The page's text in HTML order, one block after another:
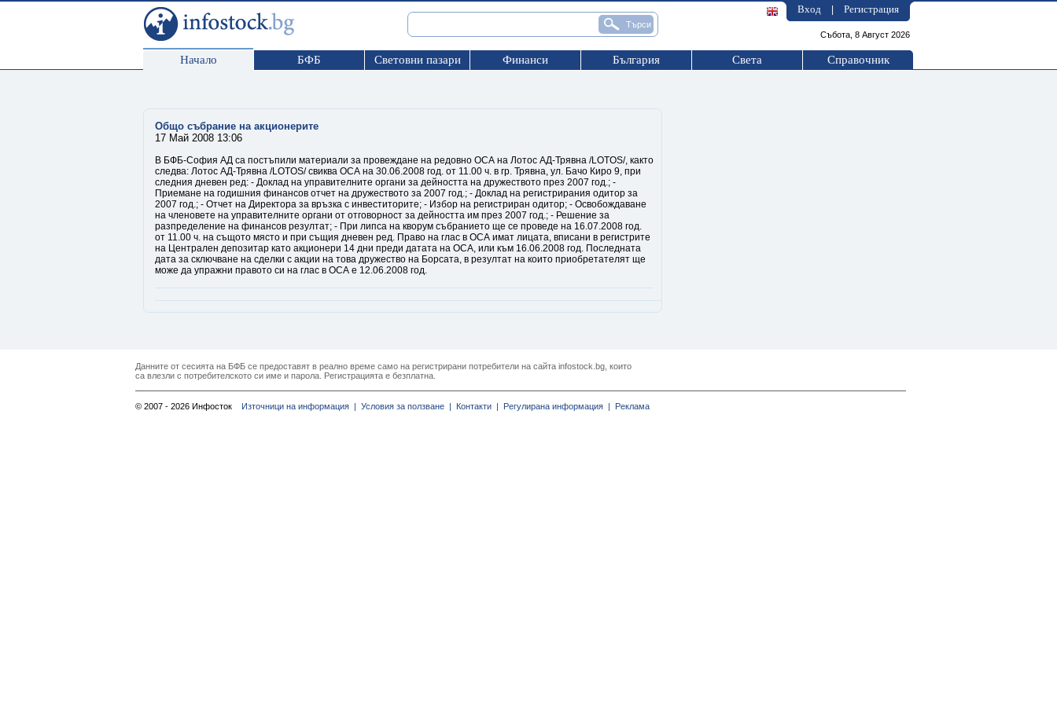
Вход Регистрация
Събота, 8 Август 2026
Начало БФБ Световни пазари Финанси България Света Справочник
Общо събрание на акционерите
17 Май 2008 13:06
В БФБ-София АД са постъпили материали за провеждане на редовно ОСА на Лотос АД-Трявна /LOTOS/, както
следва: Лотос АД-Трявна /LOTOS/ свиква ОСА на 30.06.2008 год. от 11.00 ч. в гр. Трявна, ул. Бачо Киро 9, при
следния дневен ред: - Доклад на управителните органи за дейността на дружеството през 2007 год.; -
Приемане на годишния финансов отчет на дружеството за 2007 год.; - Доклад на регистрирания одитор за
2007 год.; - Отчет на Директора за връзка с инвеститорите; - Избор на регистриран одитор; - Освобождаване
на членовете на управителните органи от отговорност за дейността им през 2007 год.; - Решение за
разпределение на финансов резултат; - При липса на кворум събранието ще се проведе на 16.07.2008 год.
от 11.00 ч. на същото място и при същия дневен ред. Право на глас в ОСА имат лицата, вписани в регистрите
на Централен депозитар като акционери 14 дни преди датата на ОСА, или към 16.06.2008 год. Последната
дата за сключване на сделки с акции на това дружество на Борсата, в резултат на които приобретателят ще
може да упражни правото си на глас в ОСА е 12.06.2008 год.
Данните от сесията на БФБ се предоставят в реално време само на регистрирани потребители на сайта infostock.bg, които
са влезли с потребителското си име и парола. Регистрацията е безплатна.
© 2007 - 2026 Инфосток Източници на информация | Условия за ползване | Контакти | Регулирана информация | Реклама